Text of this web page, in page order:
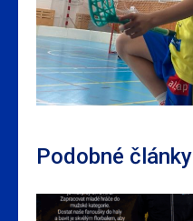
Podobné články